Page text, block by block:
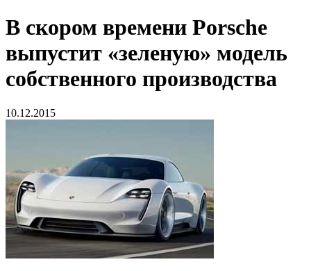
В скором времени Porsche
выпустит «зеленую» модель
собственного производства
10.12.2015